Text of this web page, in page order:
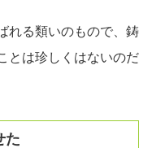
れる類いのもので、鋳
とは珍しくはないのだ
た